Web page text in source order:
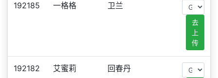
192185 一格格 卫兰
去
上
传
192182 艾蜜莉 回春丹